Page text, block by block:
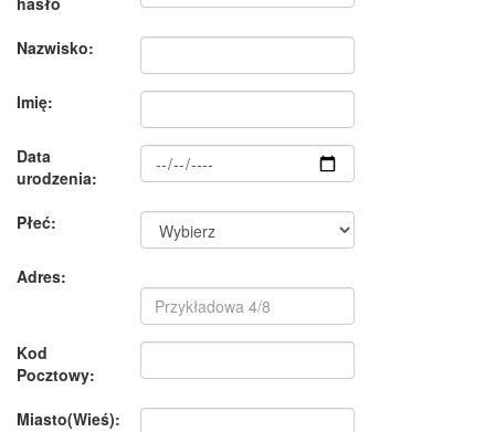
Nazwisko:
Imię:
Data
urodzenia:
Płeć:
Adres:
Kod
Pocztowy:
Miasto(Wieś):